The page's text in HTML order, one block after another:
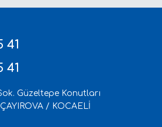
41
41
Güzeltepe Konutları
/ KOCAELİ